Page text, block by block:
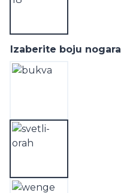
Izaberite boju nogara